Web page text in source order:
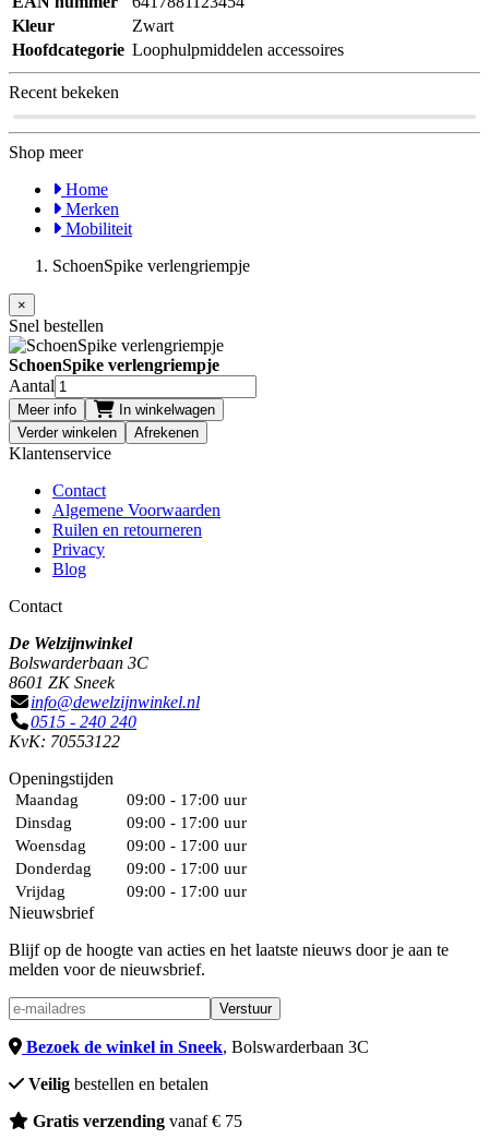
Kleur
Zwart
Hoofdcategorie Loophulpmiddelen accessoires
Recent bekeken
Shop meer
Home
Merken
Mobiliteit
SchoenSpike verlengriempje
×
Snel bestellen
SchoenSpike verlengriempje
Aantal
Meer info
In winkelwagen
Verder winkelen
Afrekenen
Klantenservice
Contact
Algemene Voorwaarden
Ruilen en retourneren
Privacy
Blog
Contact
De Welzijnwinkel
Bolswarderbaan 3C
8601 ZK Sneek
info@dewelzijnwinkel.nl
0515 - 240 240
KvK: 70553122
Openingstijden
Maandag
09:00 - 17:00 uur
Dinsdag
09:00 - 17:00 uur
Woensdag
09:00 - 17:00 uur
Donderdag
09:00 - 17:00 uur
Vrijdag
09:00 - 17:00 uur
Nieuwsbrief
Blijf op de hoogte van acties en het laatste nieuws door je aan te
melden voor de nieuwsbrief.
Verstuur
Bezoek de winkel in Sneek, Bolswarderbaan 3C
Veilig bestellen en betalen
Gratis verzending vanaf € 75